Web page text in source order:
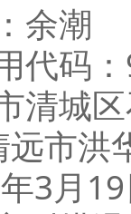
余潮
码：
城区
市洪
月19